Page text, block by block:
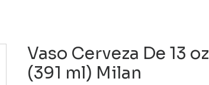
Vaso Cerveza De 13 oz
(391 ml) Milan